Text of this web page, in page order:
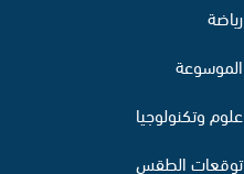
رياضة
الموسوعة
علوم وتكنولوجيا
توقعات الطقس